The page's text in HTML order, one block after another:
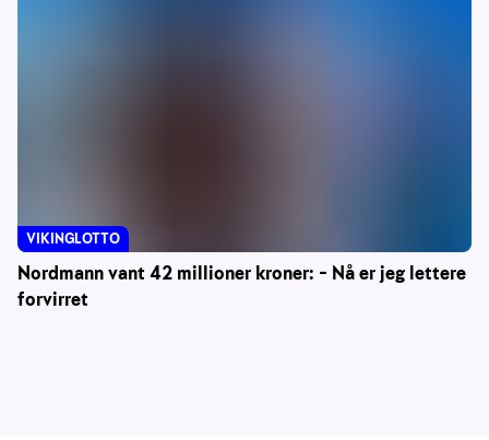
Nordmann vant 42 millioner kroner: – Nå er jeg lettere
forvirret
VIKINGLOTTO